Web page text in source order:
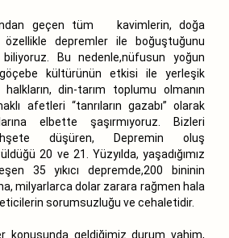
geçen tüm kavimlerin, doğa
depremler ile boğuştuğunu
Bu nedenle,nüfusun yoğun
göçebe kültürünün etkisi ile yerleşik
din-tarım toplumu olmanın
afetleri “tanrıların gazabı” olarak
elbette şaşırmıyoruz. Bizleri
düşüren, Depremin oluş
20 ve 21. Yüzyılda, yaşadığımız
35 yıkıcı depremde,200 bininin
milyarlarca dolar zarara rağmen hala
sorumsuzluğu ve cehaletidir.
konusunda geldiğimiz durum vahim,